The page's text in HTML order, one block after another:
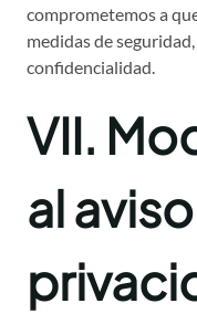
comprometemos a
medidas de
confidencialidad.
VII.
al